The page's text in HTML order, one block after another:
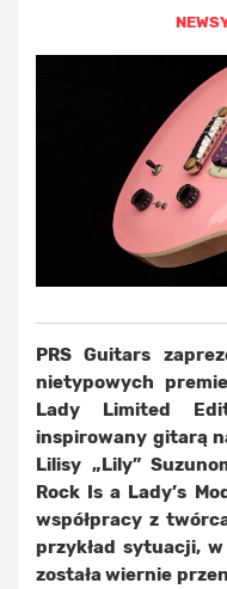
PRS Guitars
nietypowych
Lady Limited
inspirowany gitarą
Lilisy „Lily”
Rock Is a Lady’s
współpracy z
przykład sytuacji,
została wiernie